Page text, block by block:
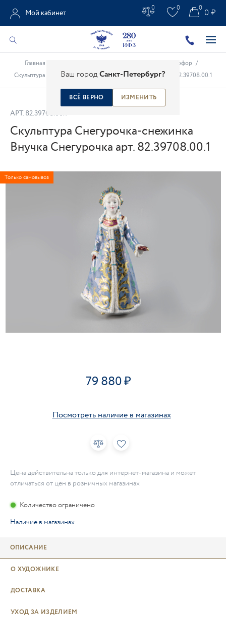
Ваш городСанкт-Петербург?
ВСЁ ВЕРНО ИЗМЕНИТЬ
Мой кабинет
0 0 0 ₽
0
Главная Рождественский и новогодний фарфор /
Скульптура Снегурочка-снежинка Внучка Снегурочка арт. 82.39708.00.1
АРТ. 82.39708.00.1
Скульптура Снегурочка-снежинка
Внучка Снегурочка арт. 82.39708.00.1
Только самовывоз
79 880
Посмотреть наличие в магазинах
Цена действительна только для интернет-магазина и может
отличаться от цен в розничных магазинах
Количество ограничено
Наличие в магазинах
ОПИСАНИЕ
О ХУДОЖНИКЕ
ДОСТАВКА
УХОД ЗА ИЗДЕЛИЕМ